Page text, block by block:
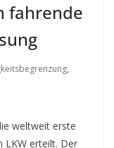
fahrende
,
weltweit erste
LKW erteilt. Der